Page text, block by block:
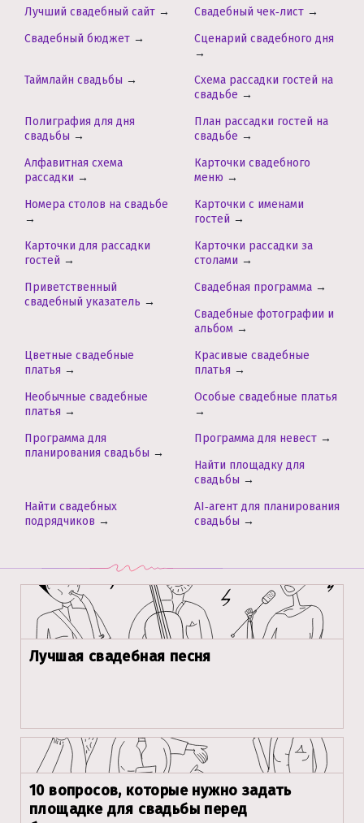
Лучший свадебный сайт → Свадебный чек‑лист →
Свадебный бюджет →
Сценарий свадебного дня
→
Таймлайн свадьбы →
Схема рассадки гостей на
свадьбе →
Полиграфия для дня
свадьбы →
План рассадки гостей на
свадьбе →
Алфавитная схема
рассадки →
Карточки свадебного
меню →
Номера столов на свадьбе
→
Карточки с именами
гостей →
Карточки для рассадки
гостей →
Карточки рассадки за
столами →
Приветственный
свадебный указатель →
Свадебная программа →
Свадебные фотографии и
альбом →
Цветные свадебные
платья →
Красивые свадебные
платья →
Необычные свадебные
платья →
Особые свадебные платья
→
Программа для
планирования свадьбы →
Программа для невест →
Найти площадку для
свадьбы →
Найти свадебных
подрядчиков →
AI‑агент для планирования
свадьбы →
Лучшая свадебная песня
10 вопросов, которые нужно задать
площадке для свадьбы перед